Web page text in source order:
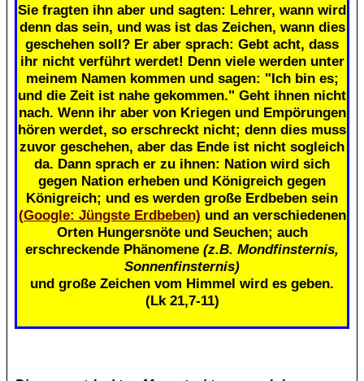
Sie fragten ihn aber und sagten: Lehrer, wann wird
denn das sein, und was ist das Zeichen, wann dies
geschehen soll? Er aber sprach: Gebt acht, dass
ihr nicht verführt werdet! Denn viele werden unter
meinem Namen kommen und sagen: "Ich bin es;
und die Zeit ist nahe gekommen." Geht ihnen nicht
nach. Wenn ihr aber von Kriegen und Empörungen
hören werdet, so erschreckt nicht; denn dies muss
zuvor geschehen, aber das Ende ist nicht sogleich
da. Dann sprach er zu ihnen: Nation wird sich
gegen Nation erheben und Königreich gegen
Königreich; und es werden große Erdbeben sein
(Google: Jüngste Erdbeben) und an verschiedenen
Orten Hungersnöte und Seuchen; auch
erschreckende Phänomene (z.B. Mondfinsternis,
Sonnenfinsternis)
und große Zeichen vom Himmel wird es geben.
(Lk 21,7-11)